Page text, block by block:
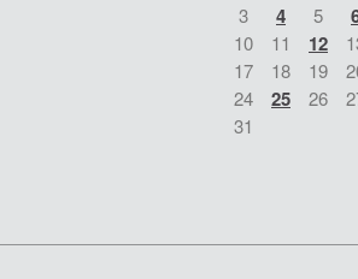
3 4 5
10
11 12
17
18 19
24
25 26
31